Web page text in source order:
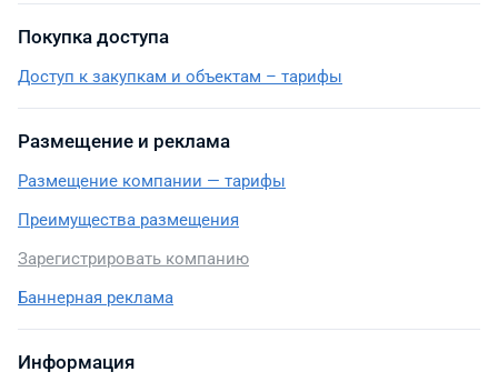
Покупка доступа
Доступ к закупкам и объектам – тарифы
Размещение и реклама
Размещение компании — тарифы
Преимущества размещения
Зарегистрировать компанию
Баннерная реклама
Информация